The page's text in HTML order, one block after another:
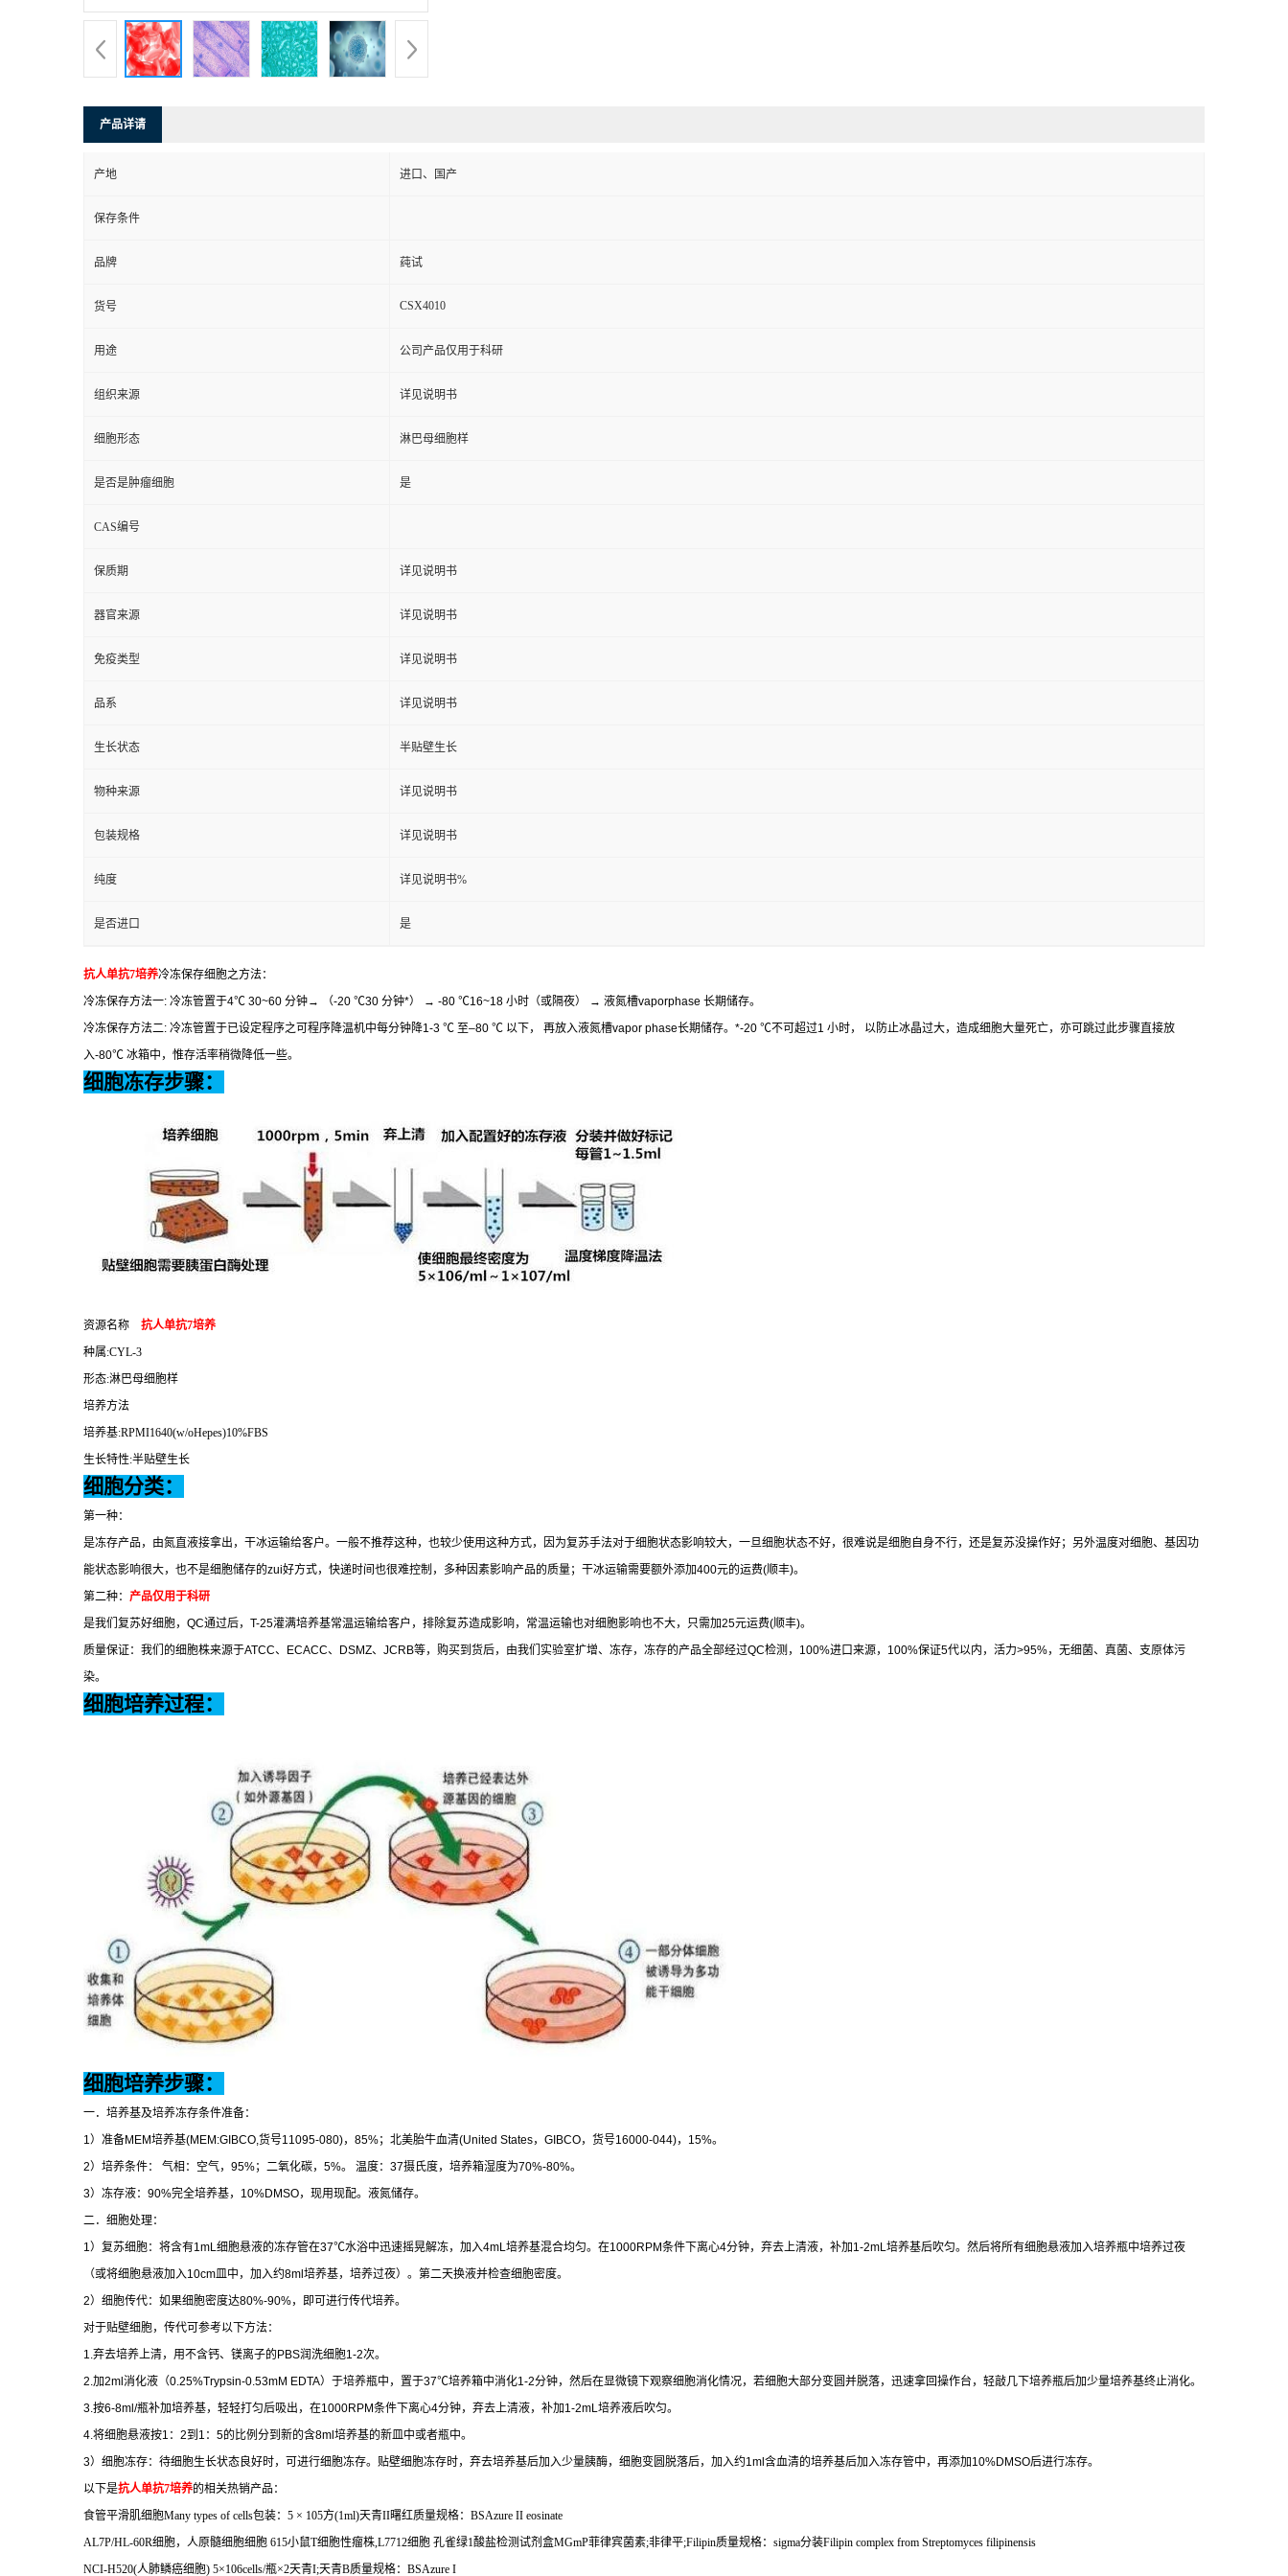
产品详请
产地 进口、国产
保存条件
品牌 莼试
货号 CSX4010
用途 公司产品仅用于科研
组织来源 详见说明书
细胞形态 淋巴母细胞样
是否是肿瘤细胞 是
CAS编号
保质期 详见说明书
器官来源 详见说明书
免疫类型 详见说明书
品系 详见说明书
生长状态 半贴壁生长
物种来源 详见说明书
包装规格 详见说明书
纯度 详见说明书%
是否进口 是
抗人单抗7培养冷冻保存细胞之方法：
冷冻保存方法一: 冷冻管置于4℃ 30~60 分钟→ （-20 ℃30 分钟*） → -80 ℃16~18 小时（或隔夜） → 液氮槽vaporphase 长期储存。
冷冻保存方法二: 冷冻管置于已设定程序之可程序降温机中每分钟降1-3 ℃ 至–80 ℃ 以下， 再放入液氮槽vapor phase长期储存。 *-20 ℃不可超过1 小时，
以防止冰晶过大，造成细胞大量死亡，亦可跳过此步骤直接放
入-80℃ 冰箱中，惟存活率稍微降低一些。
细胞冻存步骤：
资源名称 抗人单抗7培养
种属:CYL-3
形态:淋巴母细胞样
培养方法
培养基:RPMI1640(w/oHepes)10%FBS
生长特性:半贴壁生长
细胞分类：
第一种：
是冻存产品，由氮直液接拿出，干冰运输给客户。一般不推荐这种，也较少使用这种方式，因为复苏手法对于细胞状态影响较大，一旦细胞状态不好，很难说是细胞自身不行，还是复苏没操作好；另外温度对细胞、基因功
能状态影响很大，也不是细胞储存的zui好方式，快递时间也很难控制，多种因素影响产品的质量；干冰运输需要额外添加400元的运费(顺丰)。
第二种： 产品仅用于科研
是我们复苏好细胞， QC通过后， T-25灌满培养基常温运输给客户，排除复苏造成影响，常温运输也对细胞影响也不大，只需加25元运费(顺丰)。
质量保证：我们的细胞株来源于ATCC、 ECACC、 DSMZ、 JCRB等，购买到货后，由我们实验室扩增、冻存，冻存的产品全部经过QC检测， 100%进口来源， 100%保证5代以内，活力>95%，无细菌、真菌、支原体污
染。
细胞培养过程：
细胞培养步骤：
一．培养基及培养冻存条件准备：
1 ）准备MEM培养基(MEM:GIBCO, 货号11095-080)， 85%；北美胎牛血清(United States， GIBCO，货号16000-044)， 15%。
2）培养条件： 气相：空气， 95%；二氧化碳， 5%。 温度： 37摄氏度，培养箱湿度为70%-80%。
3）冻存液： 90%完全培养基， 10%DMSO，现用现配。液氮储存。
二．细胞处理：
1 ）复苏细胞：将含有1mL 细胞悬液的冻存管在37℃水浴中迅速摇晃解冻，加入4mL 培养基混合均匀。在1000RPM条件下离心4分钟，弃去上清液，补加1-2mL 培养基后吹匀。然后将所有细胞悬液加入培养瓶中培养过夜
（或将细胞悬液加入10cm皿中，加入约8ml培养基，培养过夜）。第二天换液并检查细胞密度。
2）细胞传代：如果细胞密度达80%-90%，即可进行传代培养。
对于贴壁细胞，传代可参考以下方法：
1. 弃去培养上清，用不含钙、镁离子的PBS润洗细胞1-2次。
2. 加2ml消化液（0.25%Trypsin-0.53mM EDTA）于培养瓶中，置于37℃培养箱中消化1-2分钟，然后在显微镜下观察细胞消化情况，若细胞大部分变圆并脱落，迅速拿回操作台，轻敲几下培养瓶后加少量培养基终止消化。
3. 按6-8ml/瓶补加培养基，轻轻打匀后吸出，在1000RPM条件下离心4分钟，弃去上清液，补加1-2mL 培养液后吹匀。
4. 将细胞悬液按1 ： 2到 1 ： 5的比例分到新的含8ml培养基的新皿中或者瓶中。
3）细胞冻存：待细胞生长状态良好时，可进行细胞冻存。贴壁细胞冻存时，弃去培养基后加入少量胰酶，细胞变圆脱落后，加入约1ml含血清的培养基后加入冻存管中，再添加10%DMSO后进行冻存。
以下是抗人单抗7培养的相关热销产品：
食管平滑肌细胞Many types of cells包装： 5 × 105方(1ml)天青II曙红质量规格： BSAzure II eosinate
AL7P/HL-60R细胞，人原髓细胞细胞 615小鼠T细胞性瘤株 ,L7712细胞 孔雀绿1酸盐检测试剂盒MGmP菲律宾菌素;非律平;Filipin质量规格： sigma分装Filipin complex from Streptomyces filipinensis
NCI-H520(人肺鳞癌细胞) 5×106cells/瓶×2天青I;天青B质量规格： BSAzure I